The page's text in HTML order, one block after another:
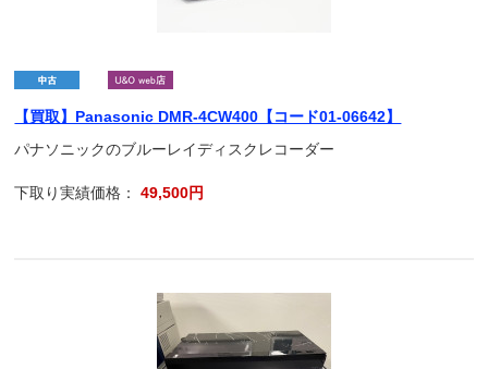
【買取】Panasonic DMR-4CW400【コード01-06642】
パナソニックのブルーレイディスクレコーダー
下取り実績価格：49,500円